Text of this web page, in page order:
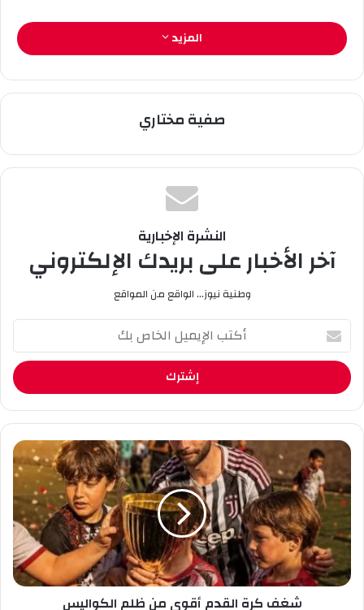
المزيد
صفية مختاري
النشرة الإخبارية
آخر الأخبار على بريدك الإلكتروني
وطنية نيوز... الواقع من المواقع
أ
ت
ب
ل
إ
ي
ي
ل
ا
ل
خ
ا
ص
ش
ف
ك
ر
ة
ا
ل
ق
شغف كرة القدم أقوى من ظلم الكواليس